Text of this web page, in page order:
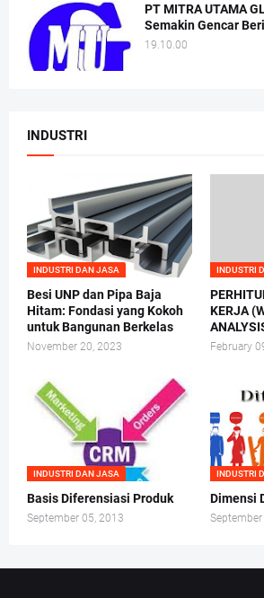
PT MITRA UTAMA
Semakin Gencar
19.10.00
INDUSTRI
INDUSTRI DAN JASA
Besi UNP dan Pipa Baja
Hitam: Fondasi yang Kokoh
untuk Bangunan Berkelas
November 20, 2023
INDUSTRI
KERJA
February
INDUSTRI DAN JASA
Basis Diferensiasi Produk
September 05, 2013
INDUSTRI
Dimensi